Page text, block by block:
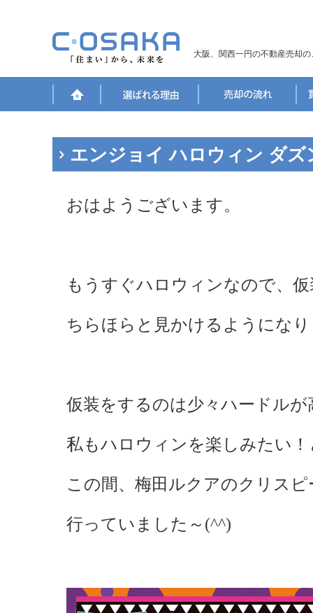
大阪、関西一円の不動産売却
エンジョイ ハロウィン ダズ
おはようございます。
もうすぐハロウィンなので、
ちらほらと見かけるようにな
仮装をするのは少々ハードルが
私もハロウィンを楽しみたい
この間、梅田ルクアのクリス
行っていました～(^^)